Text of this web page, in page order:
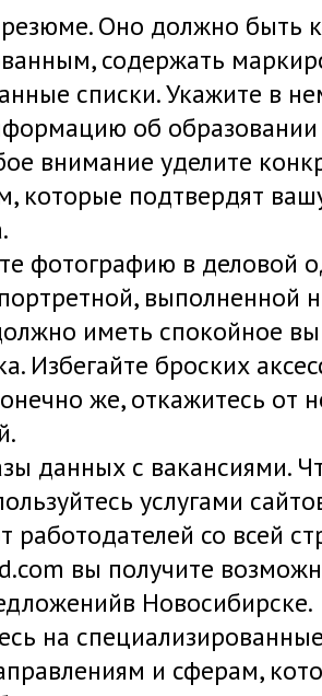
Оно должно быть
содержать
списки. Укажите в
об
внимание уделите
которые подтвердят
фотографию в деловой
выполненной
иметь спокойное
Избегайте броских
же, откажитесь от
данных с вакансиями.
услугами
работодателей со всей
вы получите
Новосибирске.
на
и сферам,